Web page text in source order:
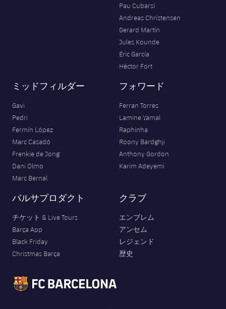
Pau Cubarsí
Andreas Christensen
Gerard Martín
Jules Kounde
Eric García
Héctor Fort
ミッドフィルダー
Gavi
Pedri
Fermín López
Marc Casadó
Frenkie de Jong
Dani Olmo
Marc Bernal
フォワード
Ferran Torres
Lamine Yamal
Raphinha
Roony Bardghji
Anthony Gordon
Karim Adeyemi
バルサプロダクト
チケット & Live Tours
Barça App
Black Friday
Christmas Barça
クラブ
エンブレム
アンセム
レジェンド
歴史